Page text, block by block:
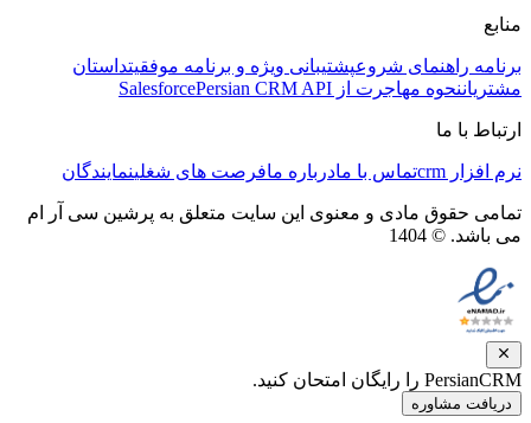
منابع
برنامه راهنمای شروعپشتیبانی ویژه و برنامه موفقیتداستان
مشتریاننحوه مهاجرت از Salesforce Persian CRM API
ارتباط با ما
نرم افزار crm تماس با مادرباره مافرصت های شغلینمایندگان
تمامی حقوق مادی و معنوی این سایت متعلق به پرشین سی آر ام
می باشد. © 1404
PersianCRM را رایگان امتحان کنید.
دریافت مشاوره